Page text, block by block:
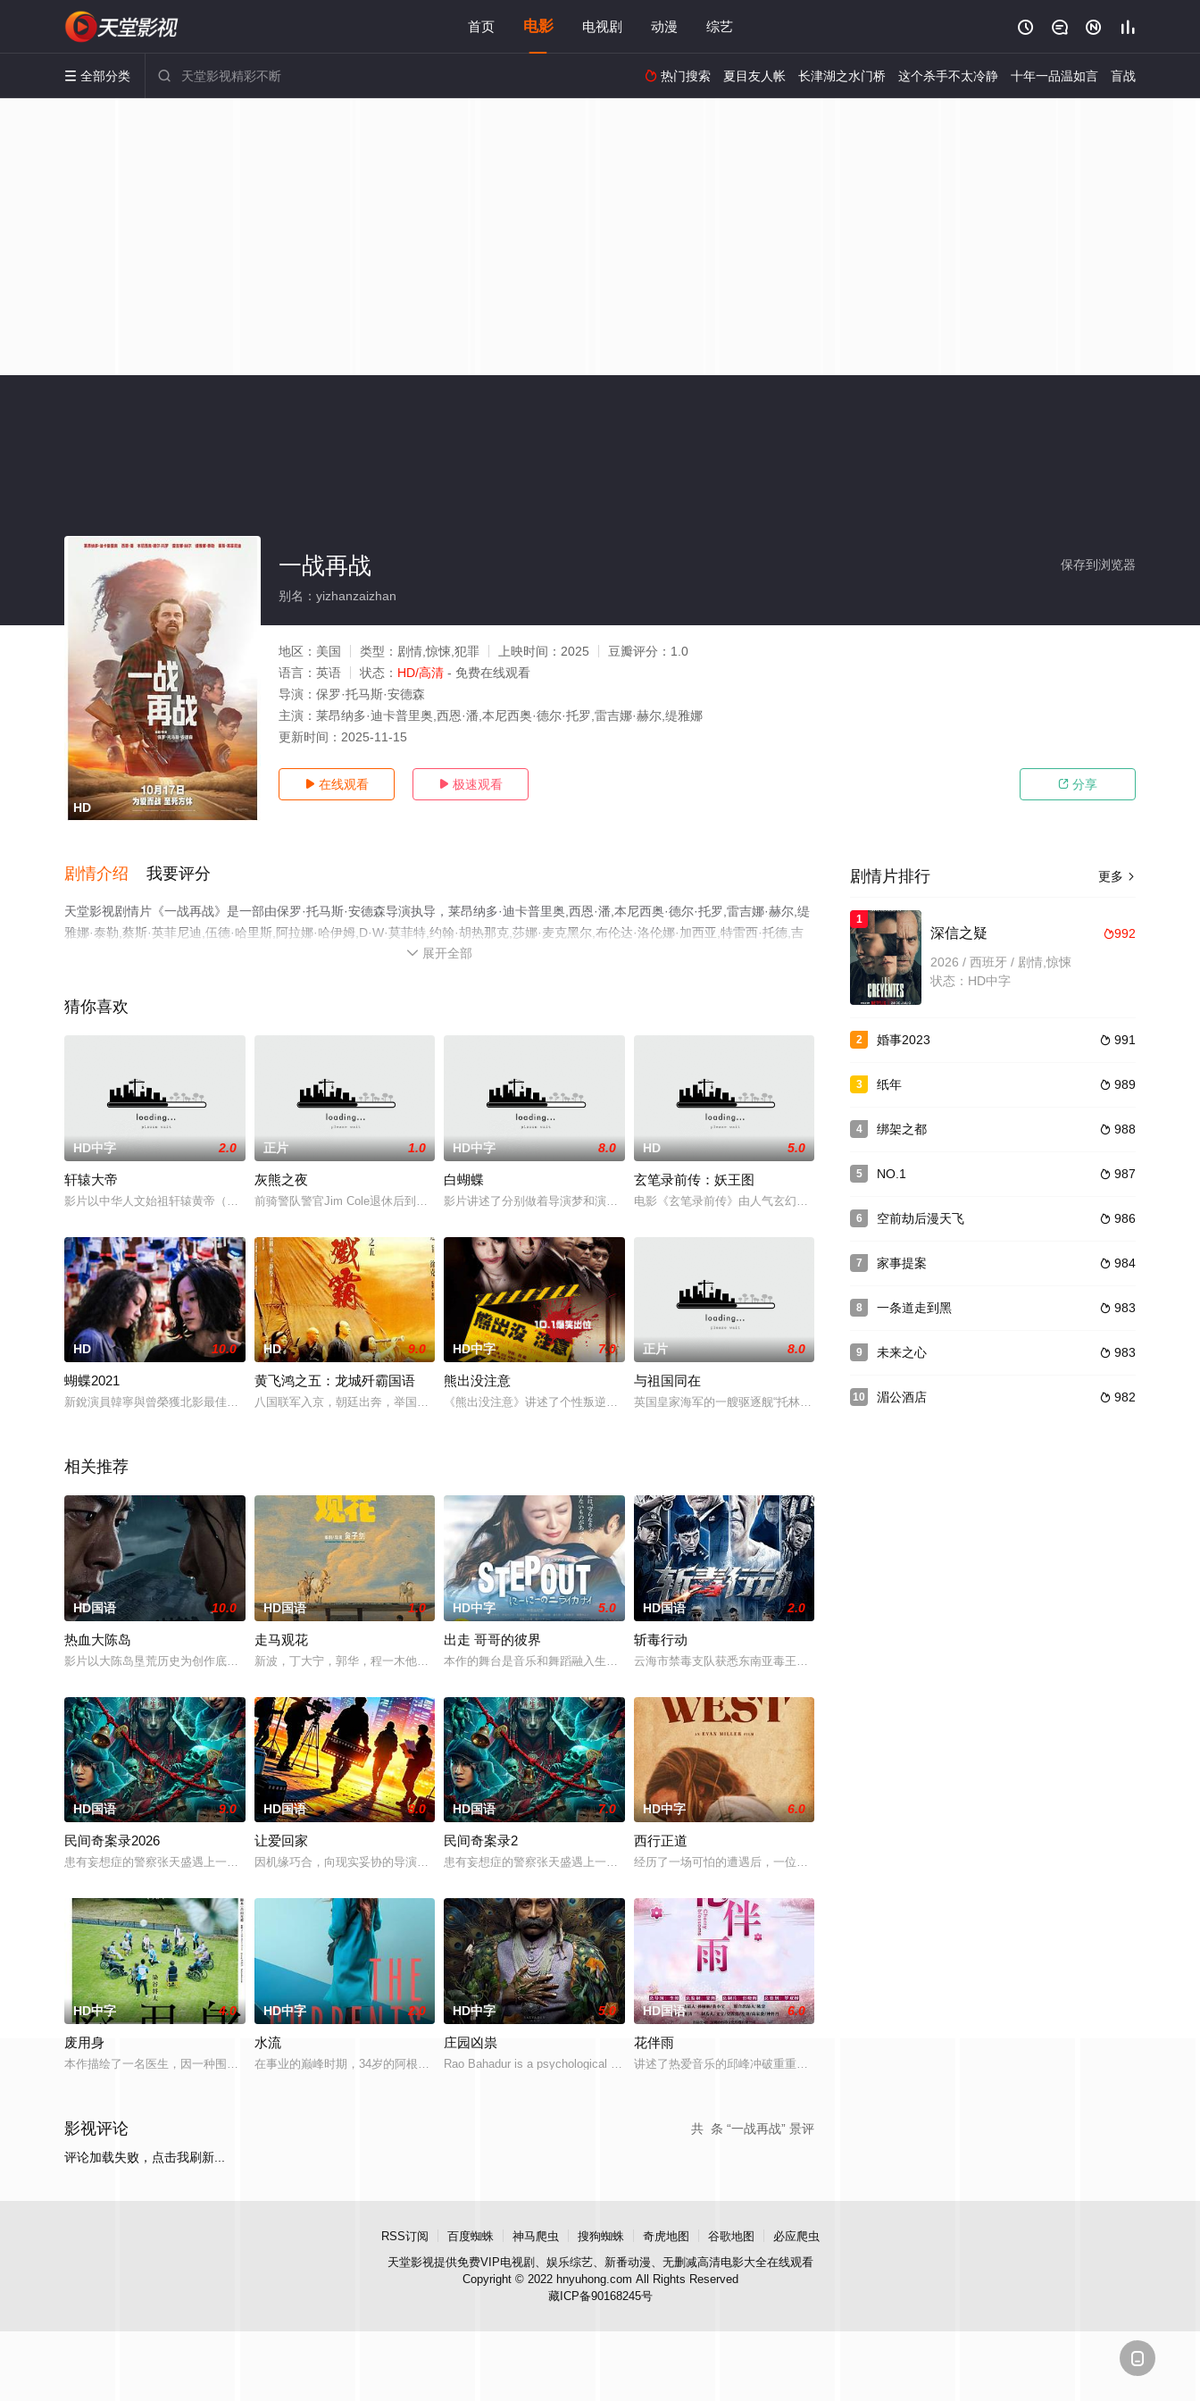
首页 电影 电视剧 动漫 综艺    
 全部分类   热门搜索 夏目友人帐 长津湖之水门桥 这个杀手不太冷静 十年一品温如言 盲战
HD
保存到浏览器
一战再战
别名：yizhanzaizhan
地区： 美国 类型： 剧情,惊悚,犯罪 上映时间： 2025 豆瓣评分： 1.0
语言： 英语 状态： HD/高清 - 免费在线观看
导演： 保罗·托马斯·安德森
主演： 莱昂纳多·迪卡普里奥,西恩·潘,本尼西奥·德尔·托罗,雷吉娜·赫尔,缇雅娜
更新时间： 2025-11-15
 在线观看  极速观看  分享
剧情介绍 我要评分
天堂影视剧情片《一战再战》是一部由保罗·托马斯·安德森导演执导，莱昂纳多·迪卡普里奥,西恩·潘,本尼西奥·德尔·托罗,雷吉娜·赫尔,缇
雅娜·泰勒,蔡斯·英菲尼迪,伍德·哈里斯,阿拉娜·哈伊姆,D·W·莫菲特,约翰·胡热那克,莎娜·麦克黑尔,布伦达·洛伦娜·加西亚,特雷西·托德,吉
姆·安德森,博格丹·舒米拉等演员精彩演绎的美国电影，手机免费观看高清未删减完整版电影大全就上天堂电影网，更多相关信息可移步至
 展开全部
猜你喜欢
HD中字 2.0
轩辕大帝
影片以中华人文始祖轩辕黄帝（于波 饰）与元妃嫘祖（周韦彤 饰）的传奇爱情故事为线索，讲述了五千年前有熊氏部落首领姬地率领
正片 1.0
灰熊之夜
前骑警队警官Jim Cole退休后到怀俄明州，到他的农场土地上去隐居，但一个罪犯出身的赏金猎人和凶猛的灰熊打乱了他的退休
HD中字 8.0
白蝴蝶
影片讲述了分别做着导演梦和演员梦的两个年轻人之间的爱情故事。
HD 5.0
玄笔录前传：妖王图
电影《玄笔录前传》由人气玄幻漫画《大唐玄笔录》的核心内容改编而来，讲述高冷捉妖师吴小邪、呆萌和尚
HD 10.0
蝴蝶2021
新銳演員韓寧與曾榮獲北影最佳新演員的余佩真主演，與被稱為「推理鬼才」導演文二北投，將整部作品皆遊走於現實與虛幻之間。余（
HD 9.0
黄飞鸿之五：龙城歼霸国语
八国联军入京，朝廷出奔，举国局势一度混乱。黄飞鸿（赵文卓 饰）与父亲黄麒英（刘询 饰）、十四姨（王静莹 饰）、徒弟梁宽（
HD中字 7.0
熊出没注意
《熊出没注意》讲述了个性叛逆、张扬的新锐女明星乐姗姗(尚雯婕饰)，由于跟经纪公司的一些矛盾而“离家出走”，来到了气韵温婉
正片 8.0
与祖国同在
英国皇家海军的一艘驱逐舰“托林”号建成服役后，曾屡建奇功，1941年5月，在克里特海面一次激烈的对空作战
相关推荐
HD国语 10.0
热血大陈岛
影片以大陈岛垦荒历史为创作底色，在尊重历史真实性的前提下，以年轻化、科技化的光影语言活化红色记忆，生动诠释了“艰苦创业、
HD国语 1.0
走马观花
新波，丁大宁，郭华，程一木他们毕业于同一所大学。他们和很多年轻人一样，自以为是，敏感错弱，没有被认可的才华。他们来自不同
HD中字 5.0
出走 哥哥的彼界
本作的舞台是音乐和舞蹈融入生活的冲绳。与母亲朱音、妹妹舞一起生活的照屋踊，憧憬舞蹈学校的丽莎，开始了舞蹈生涯。朱音为了支
HD国语 2.0
斩毒行动
云海市禁毒支队获悉东南亚毒王廖爷将携600余公斤毒品来云交易，火速成立“斩毒行动”专案组，借调警员安迪
HD国语 9.0
民间奇案录2026
患有妄想症的警察张天盛遇上一起离奇的神像杀人事件，勘案过程中，牵引出“婴胎报仇”，“娘娘索命”等一连串妖异事件，张天盛虽
HD国语 8.0
让爱回家
因机缘巧合，向现实妥协的导演朱达仁萌生拍一部《河南人在北京》电影的念头，在说服主编姚松、老乡韩战、二房东杨小强加入后，一
HD国语 7.0
民间奇案录2
患有妄想症的警察张天盛遇上一起离奇的神像杀人事件，勘案过程中，牵引出“婴胎报仇”，“娘娘索命”等一连串妖异事件，张天盛虽
HD中字 6.0
西行正道
经历了一场可怕的遭遇后，一位小镇女子向疏远的哥哥借了钱，独自一人踏上穿越西德克萨斯州的旅程，寻求
HD中字 4.0
废用身
本作描绘了一名医生，因一种围绕“废用身”——因瘫痪等原因已无恢复可能的四肢——的治疗方法，而一步步踏入在追求理想的理性与
HD中字 2.0
水流
在事业的巅峰时期，34岁的阿根廷造型师丽娜在瑞士的一场颁奖典礼后，被一种突如其来的冲动驱使。回到布宜诺斯艾利斯后，她什么
HD中字 5.0
庄园凶祟
Rao Bahadur is a psychological drama set against the backdro
HD国语 6.0
花伴雨
讲述了热爱音乐的邱峰冲破重重阻力，克服种种困难，组建乐队追求自己的音乐梦想，并走出了困住他的亲情
共 条 “一战再战” 景评
影视评论
评论加载失败，点击我刷新...
更多 
剧情片排行
1
992
深信之疑
2026 / 西班牙 / 剧情,惊悚
状态：HD中字
2  991
婚事2023
3  989
纸年
4  988
绑架之都
5  987
NO.1
6  986
空前劫后漫天飞
7  984
家事提案
8  983
一条道走到黑
9  983
未来之心
10  982
湄公酒店

RSS订阅 百度蜘蛛 神马爬虫 搜狗蜘蛛 奇虎地图 谷歌地图
必应爬虫
天堂影视提供免费VIP电视剧、娱乐综艺、新番动漫、无删减高清电影大全在线观看
Copyright © 2022 hnyuhong.com All Rights Reserved
藏ICP备90168245号